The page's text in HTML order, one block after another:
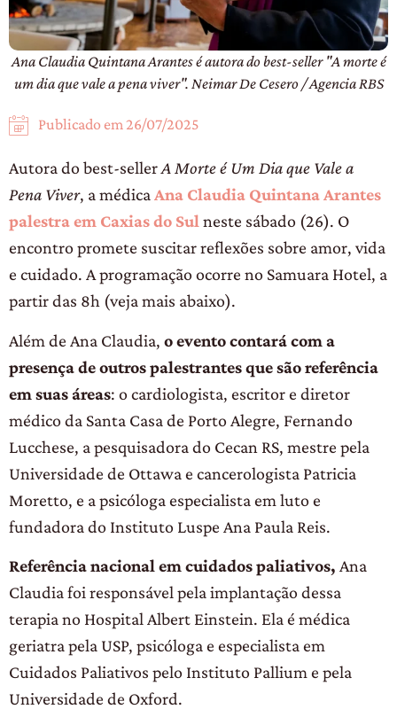
Ana Claudia Quintana Arantes é autora do best-seller "A morte é
um dia que vale a pena viver". Neimar De Cesero / Agencia RBS
Publicado em26/07/2025
Autora do best-sellerA Morte é Um Dia que Vale a
Pena Viver, a médica Ana Claudia Quintana Arantes
palestra em Caxias do Sul neste sábado (26). O
encontro promete suscitar reflexões sobre amor, vida
e cuidado. A programação ocorre no Samuara Hotel, a
partir das 8h (veja mais abaixo).
Além de Ana Claudia, o evento contará com a
presença de outros palestrantes que são referência
em suas áreas: o cardiologista, escritor e diretor
médico da Santa Casa de Porto Alegre, Fernando
Lucchese, a pesquisadora do Cecan RS, mestre pela
Universidade de Ottawa e cancerologista Patricia
Moretto, e a psicóloga especialista em luto e
fundadora do Instituto Luspe Ana Paula Reis.
Referência nacional em cuidados paliativos, Ana
Claudia foi responsável pela implantação dessa
terapia no Hospital Albert Einstein. Ela é médica
geriatra pela USP, psicóloga e especialista em
Cuidados Paliativos pelo Instituto Pallium e pela
Universidade de Oxford.